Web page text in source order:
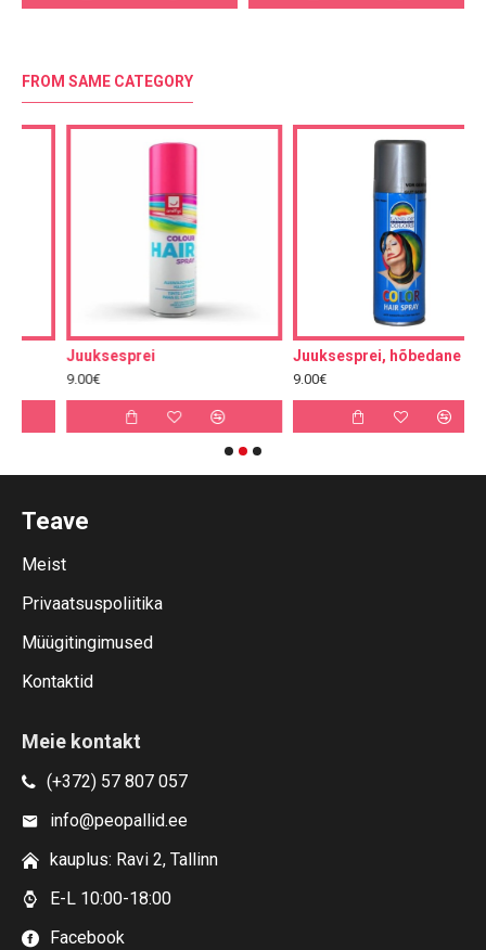
FROM SAME CATEGORY
Juuksesprei Juuksesprei, hõbedane
Teave
Meist
Privaatsuspoliitika
Müügitingimused
Kontaktid
Meie kontakt
(+372) 57 807 057
info@peopallid.ee
kauplus: Ravi 2, Tallinn
E-L 10:00-18:00
Facebook